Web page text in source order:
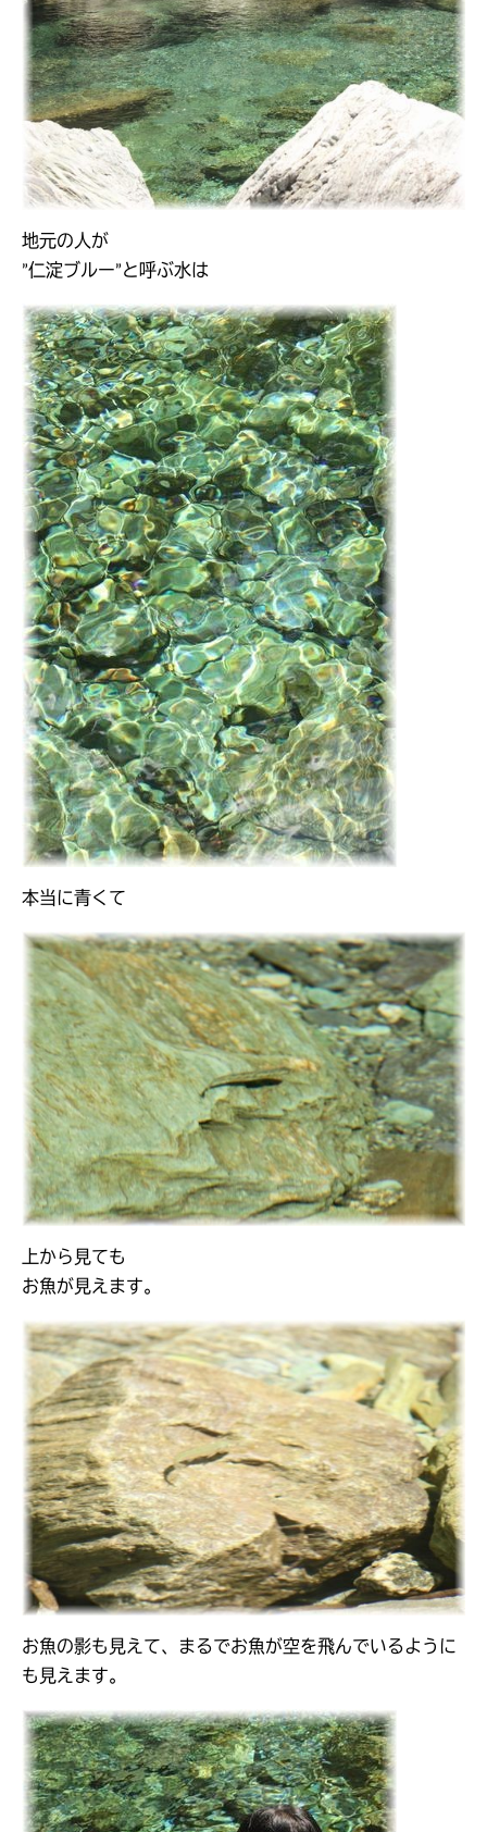
地元の人が
”仁淀ブルー”と呼ぶ水は
本当に青くて
上から見ても
お魚が見えます。
お魚の影も見えて、まるでお魚が空を飛んでいるように
も見えます。